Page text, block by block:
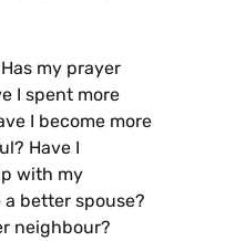
my prayer
I spent more
I become more
Have I
with my
a better spouse?
neighbour?